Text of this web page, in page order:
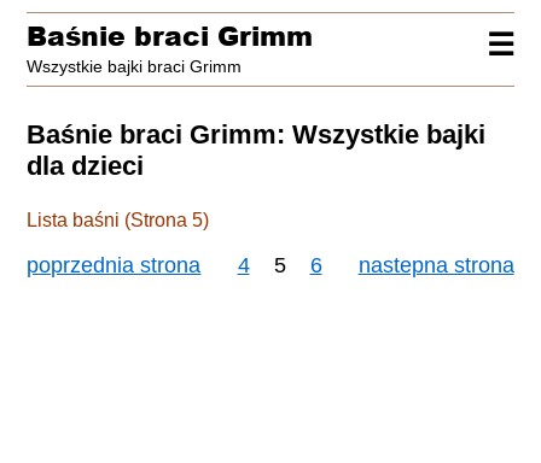
☰
Baśnie braci Grimm
Wszystkie bajki braci Grimm
Baśnie braci Grimm: Wszystkie bajki
dla dzieci
Lista baśni (Strona 5)
poprzednia strona nastepna strona
45 6